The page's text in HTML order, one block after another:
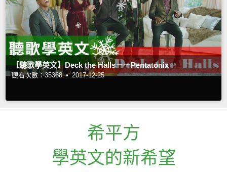
【聽歌學英文】Deck the Halls－－Pentatonix
觀看次數：35368 • 2017-12-25
希平方
學英文的新希望